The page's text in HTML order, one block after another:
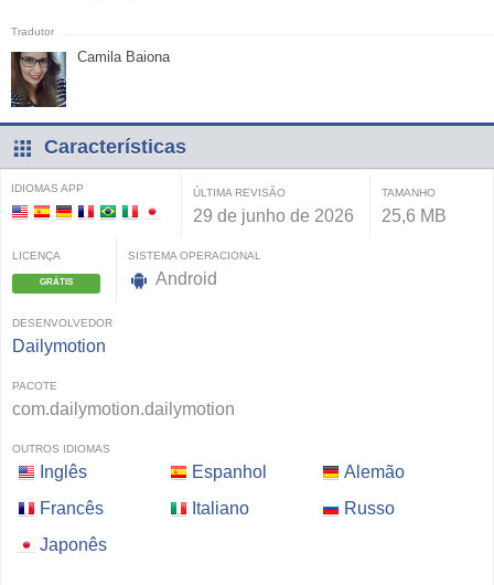
Camila Baiona
Características
IDIOMAS APP ÚLTIMA REVISÃO
29 de junho de 2026
TAMANHO
25,6 MB
LICENÇA
GRÁTIS
SISTEMA OPERACIONAL
Android
DESENVOLVEDOR
Dailymotion
PACOTE
com.dailymotion.dailymotion
OUTROS IDIOMAS
Inglês Espanhol
Alemão
Francês
Italiano
Russo
Japonês